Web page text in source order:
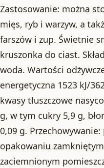
Zastosowanie: można
mięs, ryb i warzyw, a
farszów i zup. Świetnie
kruszonka do ciast.
woda. Wartości
energetyczna 1523 kJ/
kwasy tłuszczowe
g, w tym cukry 5,9 g,
0,09 g.
opakowaniu
zaciemnionym